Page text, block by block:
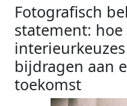
Fotografisch
statement:
bijdragen aan
toekomst